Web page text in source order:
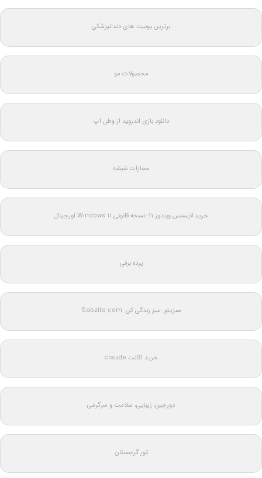
برترین یونیت های دندانپزشکی
محصولات مو
دانلود بازی اندروید از وطن اپ
مجازات شیشه
خرید لایسنس ویندوز 11: نسخه قانونی Windows 11 اورجینال
پرده برقی
سبزیتو: سبز زندگی کن: Sabzito.com
خرید اکانت claude
دورجین؛ زیبایی، سلامت و سرگرمی
تور گرجستان